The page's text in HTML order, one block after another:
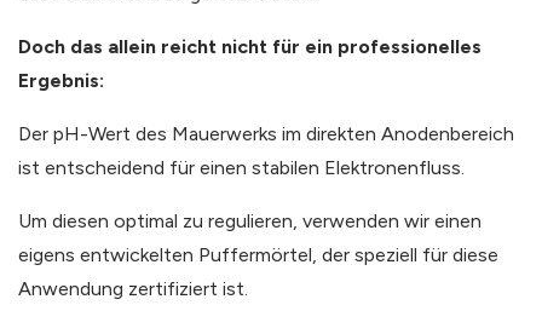
Doch das allein reicht nicht für ein professionelles
Ergebnis:
Der pH-Wert des Mauerwerks im direkten Anodenbereich
ist entscheidend für einen stabilen Elektronenfluss.
Um diesen optimal zu regulieren, verwenden wir einen
eigens entwickelten Puffermörtel, der speziell für diese
Anwendung zertifiziert ist.